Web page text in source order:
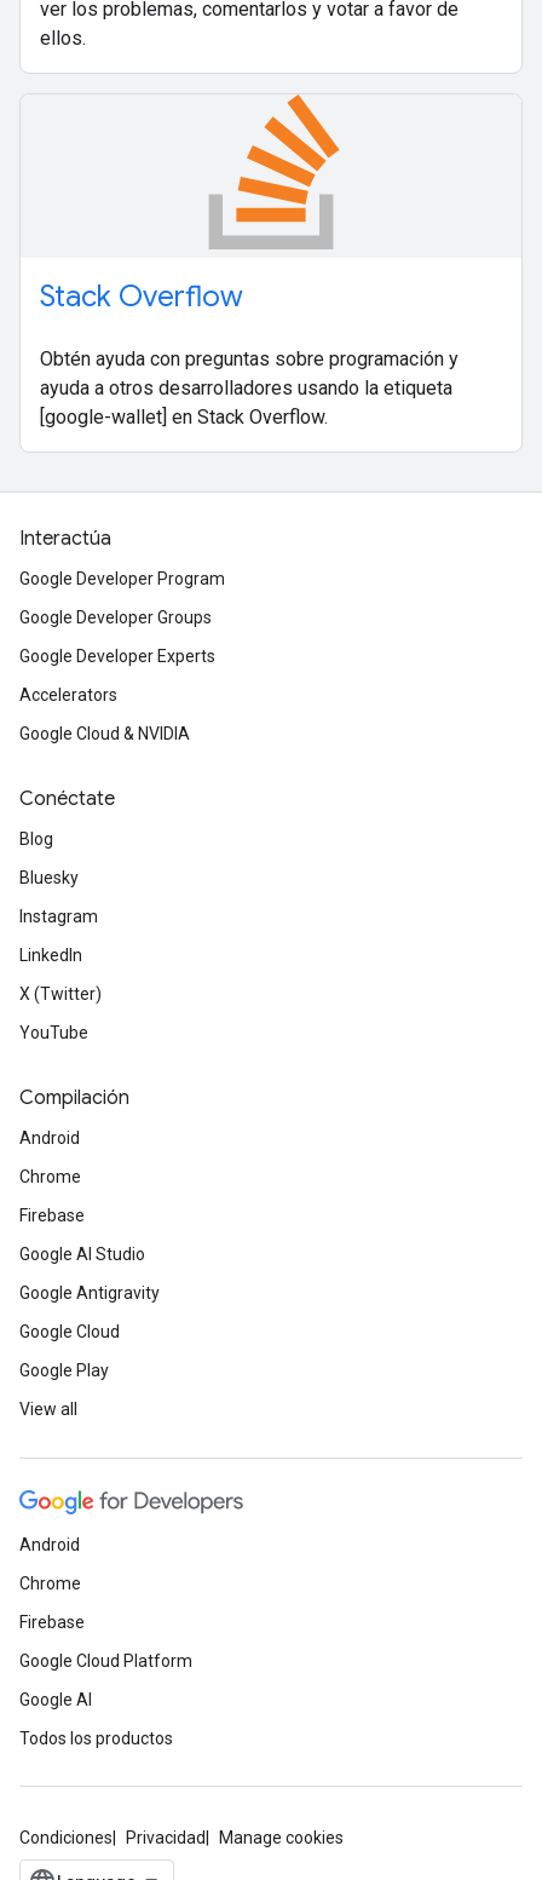
ver los problemas, comentarlos y votar a favor de
ellos.
Stack Overflow
Obtén ayuda con preguntas sobre programación y
ayuda a otros desarrolladores usando la etiqueta
[google-wallet] en Stack Overflow.
Interactúa
Google Developer Program
Google Developer Groups
Google Developer Experts
Accelerators
Google Cloud & NVIDIA
Conéctate
Blog
Bluesky
Instagram
LinkedIn
X (Twitter)
YouTube
Compilación
Android
Chrome
Firebase
Google AI Studio
Google Antigravity
Google Cloud
Google Play
View all
Android
Chrome
Firebase
Google Cloud Platform
Google AI
Todos los productos
Condiciones Privacidad Manage cookies